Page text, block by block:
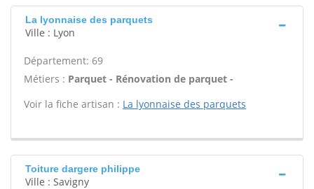
La lyonnaise des parquets
Ville : Lyon
Département: 69
Métiers : Parquet - Rénovation de parquet -
Voir la fiche artisan : La lyonnaise des parquets
Toiture dargere philippe
Ville : Savigny